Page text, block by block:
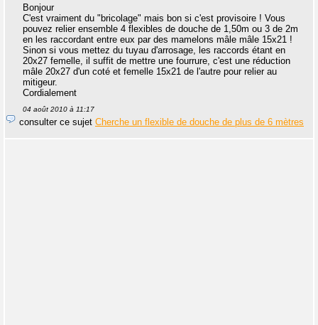
Bonjour
C'est vraiment du "bricolage" mais bon si c'est provisoire ! Vous
pouvez relier ensemble 4 flexibles de douche de 1,50m ou 3 de 2m
en les raccordant entre eux par des mamelons mâle mâle 15x21 !
Sinon si vous mettez du tuyau d'arrosage, les raccords étant en
20x27 femelle, il suffit de mettre une fourrure, c'est une réduction
mâle 20x27 d'un coté et femelle 15x21 de l'autre pour relier au
mitigeur.
Cordialement
04 août 2010 à 11:17
consulter ce sujet Cherche un flexible de douche de plus de 6 mètres